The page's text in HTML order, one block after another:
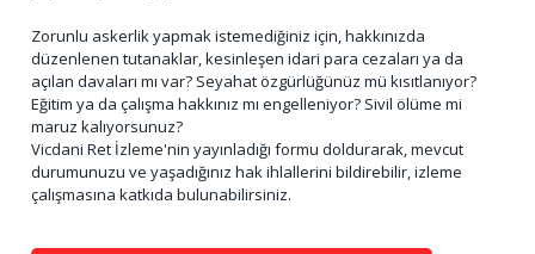
Zorunlu askerlik yapmak istemediğiniz için, hakkınızda
düzenlenen tutanaklar, kesinleşen idari para cezaları ya da
açılan davaları mı var? Seyahat özgürlüğünüz mü kısıtlanıyor?
Eğitim ya da çalışma hakkınız mı engelleniyor? Sivil ölüme mi
maruz kalıyorsunuz?
Vicdani Ret İzleme'nin yayınladığı formu doldurarak, mevcut
durumunuzu ve yaşadığınız hak ihlallerini bildirebilir, izleme
çalışmasına katkıda bulunabilirsiniz.